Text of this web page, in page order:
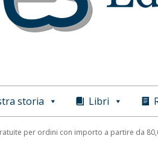
storia Libri
per ordini con importo a partire da